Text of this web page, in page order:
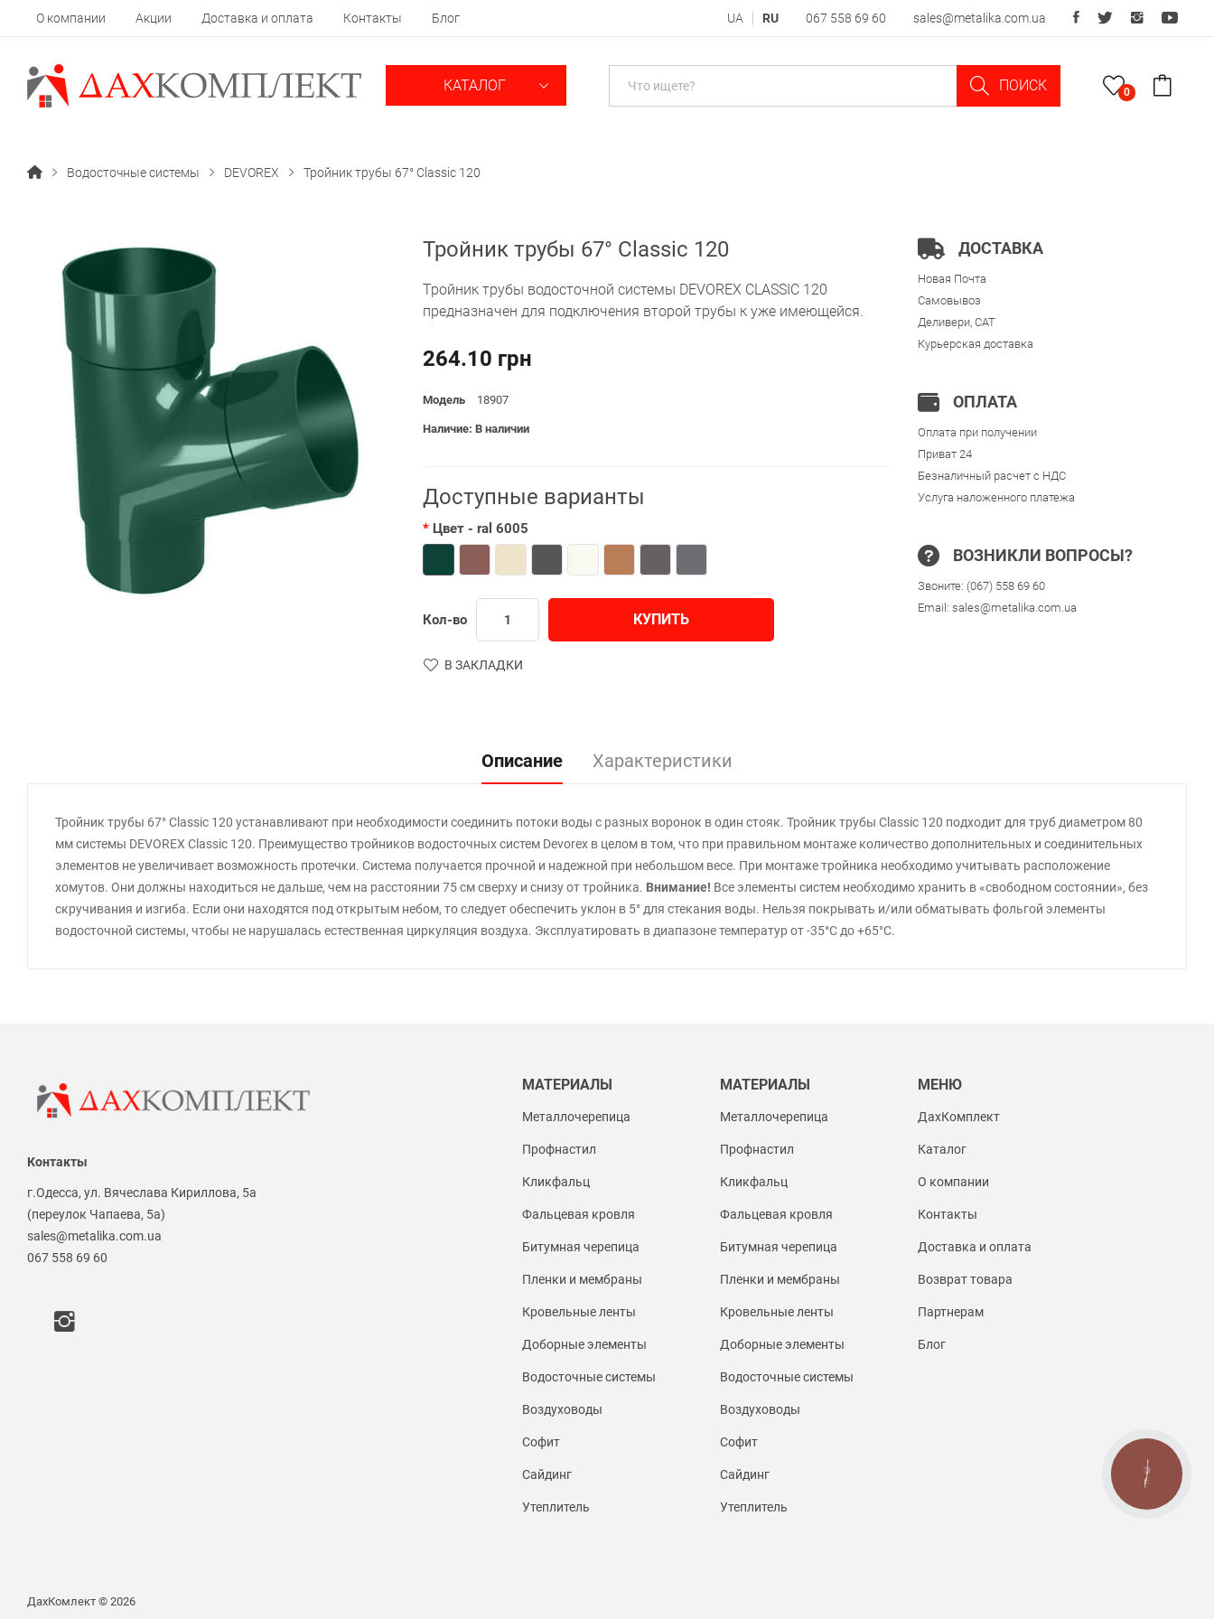
О компании Акции Доставка и оплата Контакты Блог UA RU 067 558 69 60 sales@metalika.com.ua
КАТАЛОГ ПОИСК 0
Водосточные системы DEVOREX Тройник трубы 67° Classic 120
Тройник трубы 67° Classic 120
Тройник трубы водосточной системы DEVOREX CLASSIC 120
предназначен для подключения второй трубы к уже имеющейся.
264.10 грн
Модель 18907
Наличие: В наличии
Доступные варианты
Цвет - ral 6005
Кол-во КУПИТЬ
В ЗАКЛАДКИ
ДОСТАВКА
Новая Почта
Самовывоз
Деливери, CAT
Курьерская доставка
ОПЛАТА
Оплата при получении
Приват 24
Безналичный расчет с НДС
Услуга наложенного платежа
ВОЗНИКЛИ ВОПРОСЫ?
Звоните: (067) 558 69 60
Email: sales@metalika.com.ua
Описание Характеристики
Тройник трубы 67° Classic 120 устанавливают при необходимости соединить потоки воды с разных воронок в один стояк. Тройник трубы Classic 120 подходит для труб диаметром 80
мм системы DEVOREX Classic 120. Преимущество тройников водосточных систем Devorex в целом в том, что при правильном монтаже количество дополнительных и соединительных
элементов не увеличивает возможность протечки. Система получается прочной и надежной при небольшом весе. При монтаже тройника необходимо учитывать расположение
хомутов. Они должны находиться не дальше, чем на расстоянии 75 см сверху и снизу от тройника. Внимание! Все элементы систем необходимо хранить в «свободном состоянии», без
скручивания и изгиба. Если они находятся под открытым небом, то следует обеспечить уклон в 5° для стекания воды. Нельзя покрывать и/или обматывать фольгой элементы
водосточной системы, чтобы не нарушалась естественная циркуляция воздуха. Эксплуатировать в диапазоне температур от -35°С до +65°С.
Контакты
г.Одесса, ул. Вячеслава Кириллова, 5а
(переулок Чапаева, 5а)
sales@metalika.com.ua
067 558 69 60
МАТЕРИАЛЫ
Металлочерепица
Профнастил
Кликфальц
Фальцевая кровля
Битумная черепица
Пленки и мембраны
Кровельные ленты
Доборные элементы
Водосточные системы
Воздуховоды
Софит
Сайдинг
Утеплитель
МАТЕРИАЛЫ
Металлочерепица
Профнастил
Кликфальц
Фальцевая кровля
Битумная черепица
Пленки и мембраны
Кровельные ленты
Доборные элементы
Водосточные системы
Воздуховоды
Софит
Сайдинг
Утеплитель
МЕНЮ
ДахКомплект
Каталог
О компании
Контакты
Доставка и оплата
Возврат товара
Партнерам
Блог
ДахКомлект © 2026
КНОПКА
СВЯЗИ